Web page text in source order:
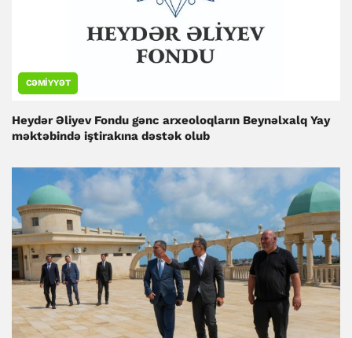
CƏMIYYƏT
Heydər Əliyev Fondu gənc arxeoloqların Beynəlxalq Yay
məktəbində iştirakına dəstək olub